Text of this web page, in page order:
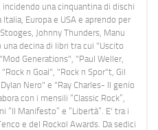
incidendo una cinquantina di dischi
Europa e USA e aprendo per
Johnny Thunders, Manu
una decina di libri tra cui "Uscito
Generations", "Paul Weller,
n Goal", "Rock n Spor"t, Gil
Nero" e "Ray Charles- Il genio
con i mensili “Classic Rock”,
“Il Manifesto” e “Libertà”. E' tra i
e del Rockol Awards. Da sedici